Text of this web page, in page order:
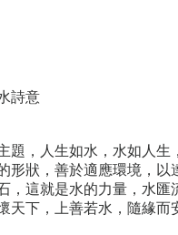
詩意
，人生如水，水如人
形狀，善於適應環境，
，這就是水的力量，水
天下，上善若水，隨緣而